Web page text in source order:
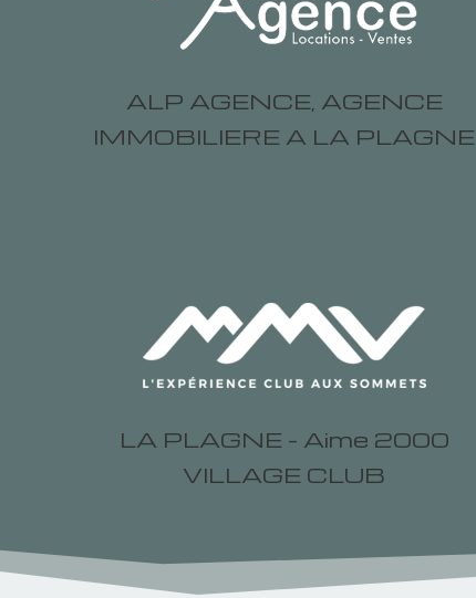
ALP AGENCE, AGENCE
IMMOBILIERE A LA PLAGNE
LA PLAGNE - Aime 2000
VILLAGE CLUB